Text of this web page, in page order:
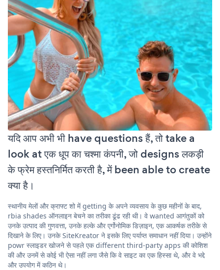
यदि आप अभी भी have questions हैं, तो take a
look at एक धूप का चश्मा कंपनी, जो designs लकड़ी
के फ्रेम हस्तनिर्मित करती है, में been able to create
क्या है।
स्थानीय मेलों और क्राफ्ट शो में getting के अपने व्यवसाय के कुछ महीनों के बाद,
rbia shades ऑनलाइन बेचने का तरीका ढूंढ रही थी। वे wanted आगंतुकों को
उनके उत्पाद की गुणवत्ता, उनके हल्के और एर्गोनोमिक डिज़ाइन, एक आकर्षक तरीके से
दिखाने के लिए। उनके SiteKreator ने इसके लिए पर्याप्त समाधान नहीं दिया। उन्होंने
powr स्लाइडर खोजने से पहले एक different third-party apps की कोशिश
की और उनमें से कोई भी ऐसा नहीं लगा जैसे कि वे साइट का एक हिस्सा थे, और वे भद्दे
और उपयोग में कठिन थे।